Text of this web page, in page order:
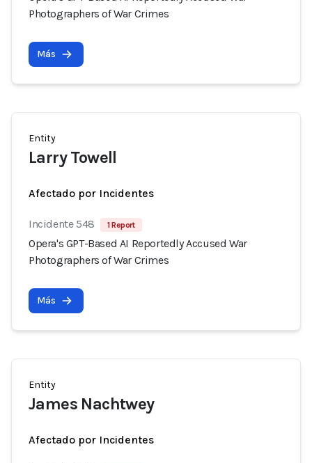
Photographers of War Crimes
Más
Entity
Larry Towell
Afectado por Incidentes
Incidente 548 1 Report
Opera's GPT-Based AI Reportedly Accused War
Photographers of War Crimes
Más
Entity
James Nachtwey
Afectado por Incidentes